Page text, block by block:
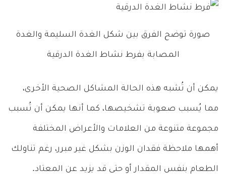
صورة توضح الفرق بين شكل الغدة السليمة والغدة
المصابة بفرط نشاط الغدة الدرقية
يمكن أن تُشبه هذه الحالة المشاكل الصحية الأخرى،
مما يُسبب صعوبة تشخيصها، كما أنها يمكن أن تُسبب
مجموعة متنوعة من العلامات والأعراض المختلفة
أهمها ملاحظة فقدان الوزن بشكل غير مبرر، رغم تناولك
الطعام بنفس المقدار أو حتى قد يزيد عن المعتاد.